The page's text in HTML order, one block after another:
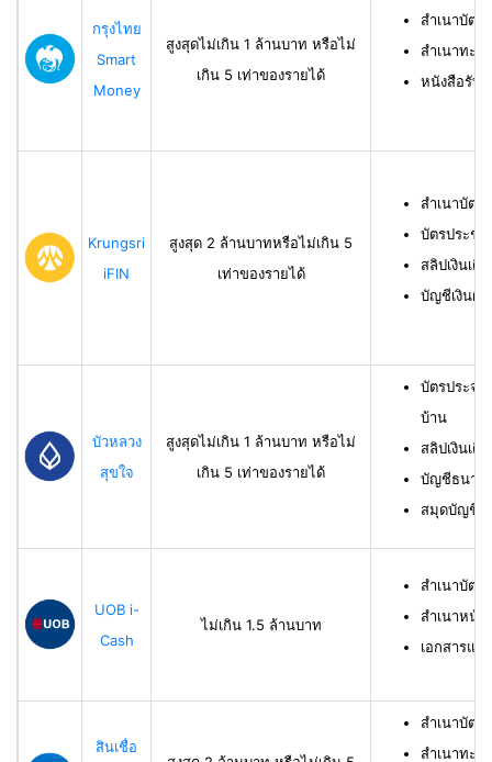
กรุงไทย
Smart
Money
สูงสุดไม่เกิน 1 ล้านบาท หรือไม่
เกิน 5 เท่าของรายได้
สำเนาบัตร
สำเนาทะเ
หนังสือรับร
Krungsri
iFIN
สูงสุด 2 ล้านบาทหรือไม่เกิน 5
เท่าของรายได้
สำเนาบัตร
บัตรประช
สลิปเงินเดื
บัญชีเงินฝา
บัวหลวง
สุขใจ
สูงสุดไม่เกิน 1 ล้านบาท หรือไม่
เกิน 5 เท่าของรายได้
บัตรประจำ
บ้าน
สลิปเงินเดื
บัญชีธนาคา
สมุดบัญชีธ
UOB i-
Cash
ไม่เกิน 1.5 ล้านบาท
สำเนาบัตร
สำเนาหน้
เอกสารแส
สินเชื่อ
สำเนาบัตร
สำเนาทะเ